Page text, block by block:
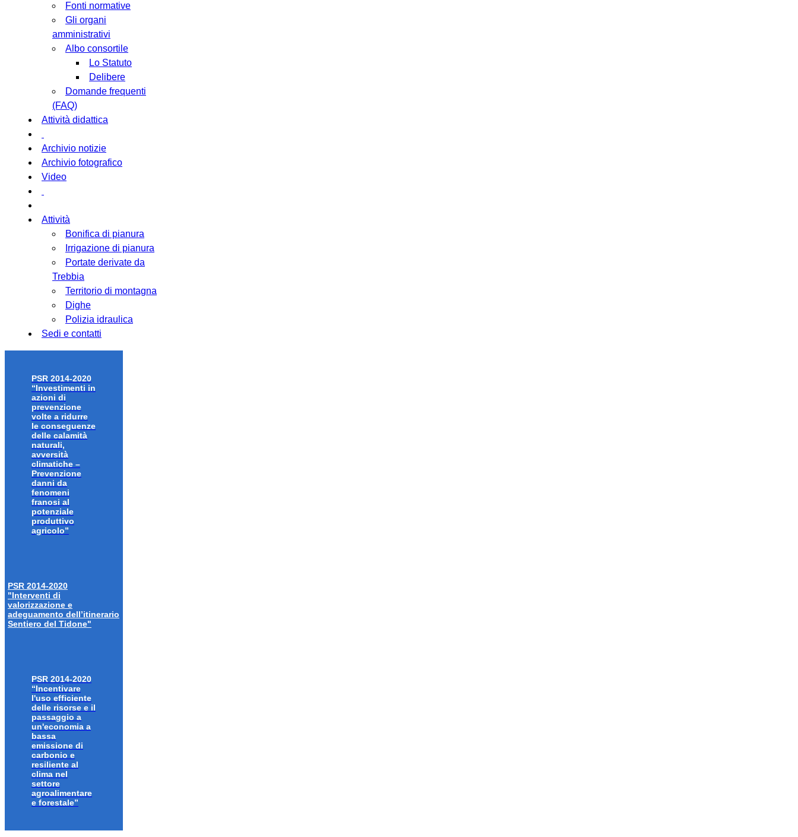
Fonti normative
Gli organi
amministrativi
Albo consortile
Lo Statuto
Delibere
Domande frequenti
(FAQ)
Attività didattica
Archivio notizie
Archivio fotografico
Video
Attività
Bonifica di pianura
Irrigazione di pianura
Portate derivate da
Trebbia
Territorio di montagna
Dighe
Polizia idraulica
Sedi e contatti
PSR 2014-2020
“Investimenti in
azioni di
prevenzione
volte a ridurre
le conseguenze
delle calamità
naturali,
avversità
climatiche –
Prevenzione
danni da
fenomeni
franosi al
potenziale
produttivo
agricolo”
PSR 2014-2020
"Interventi di
valorizzazione e
adeguamento dell’itinerario
Sentiero del Tidone"
PSR 2014-2020
“Incentivare
l'uso efficiente
delle risorse e il
passaggio a
un'economia a
bassa
emissione di
carbonio e
resiliente al
clima nel
settore
agroalimentare
e forestale”